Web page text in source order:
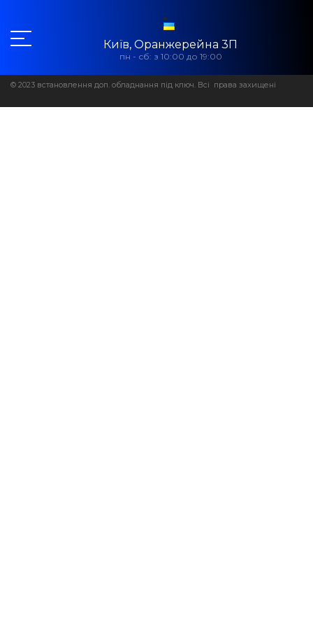
Київ, Оранжерейна 3П
пн - сб: з 10:00 до 19:00
© 2023 встановлення доп. обладнання під ключ. Всі права захищені